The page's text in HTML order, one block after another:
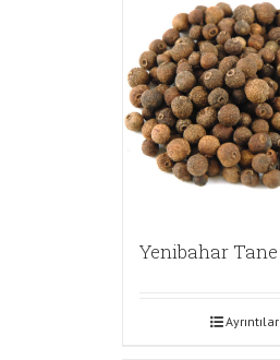
Yenibahar Tane
Ayrıntılar